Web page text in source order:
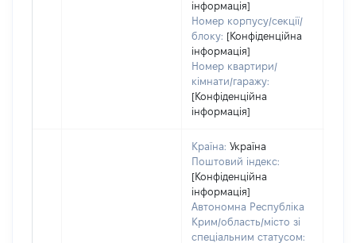
інформація]
Номер корпусу/секції/
блоку: [Конфіденційна
інформація]
Номер квартири/
кімнати/гаражу:
[Конфіденційна
інформація]
Країна: Україна
Поштовий індекс:
[Конфіденційна
інформація]
Автономна Республіка
Крим/область/місто зі
спеціальним статусом: